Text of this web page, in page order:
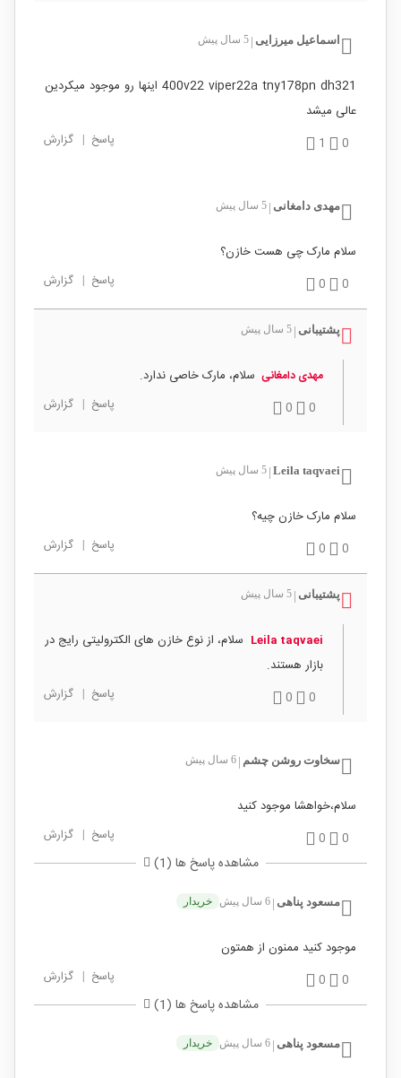
اسماعیل میرزایی 5 سال پیش
400v22 viper22a tny178pn dh321 اینها رو موجود میکردین
عالی میشد
0
1 پاسخ | گزارش
مهدی دامغانی 5 سال پیش
سلام مارک چی هست خازن؟
0
0 پاسخ | گزارش
پشتیبانی 5 سال پیش
مهدی دامغانی سلام، مارک خاصی ندارد.
0
0 پاسخ | گزارش
Leila taqvaei 5 سال پیش
سلام مارک خازن چیه؟
0
0 پاسخ | گزارش
پشتیبانی 5 سال پیش
Leila taqvaei سلام، از نوع خازن های الکترولیتی رایج در
بازار هستند.
0
0 پاسخ | گزارش
سخاوت روشن چشم 6 سال پیش
سلام،خواهشا موجود کنید
0
0 پاسخ | گزارش
مشاهده پاسخ ها (1)
مسعود پناهی 6 سال پیش خریدار
موجود کنید ممنون از همتون
0
0 پاسخ | گزارش
مشاهده پاسخ ها (1)
مسعود پناهی 6 سال پیش خریدار